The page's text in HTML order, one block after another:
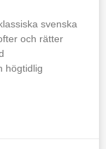
svenska
och rätter
högtidlig